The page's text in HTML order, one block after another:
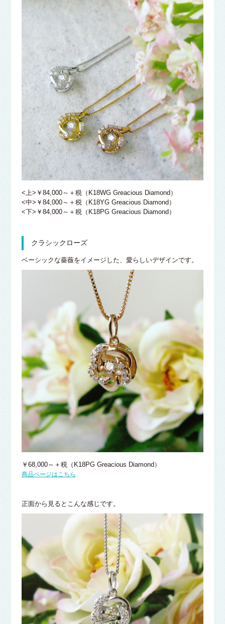
<上>￥84,000～＋税（K18WG Greacious Diamond）
<中>￥84,000～＋税（K18YG Greacious Diamond）
<下>￥84,000～＋税（K18PG Greacious Diamond）
クラシックローズ
ベーシックな薔薇をイメージした、愛らしいデザインです。
￥68,000～＋税（K18PG Greacious Diamond）
商品ページはこちら
正面から見るとこんな感じです。